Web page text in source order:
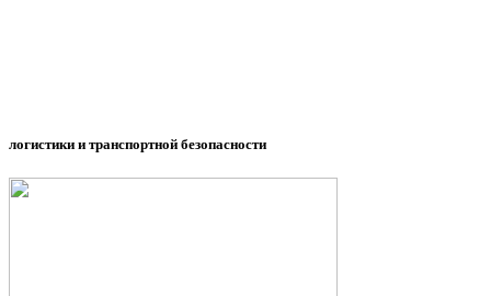
логистики и транспортной безопасности